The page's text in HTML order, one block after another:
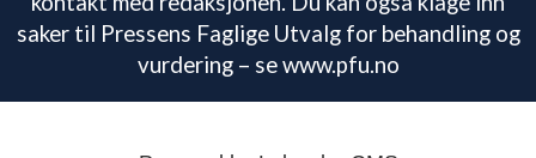
saker til Pressens Faglige Utvalg for behandling og
vurdering – se www.pfu.no